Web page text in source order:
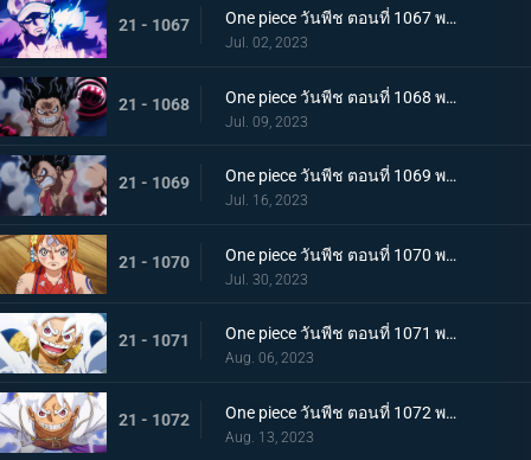
21 - 1067 One piece วันพีช ตอนที่ 1067 พากย์ไทย สู่ยุคสมัยใหม่ บทสรุปความมุ่งมั่นของพวกเด็กเหลือขอ
Jul. 02, 2023
21 - 1068 One piece วันพีช ตอนที่ 1068 พากย์ไทย เจ้าหญิงจันทราดังก้อง ฉากสุดท้ายของแคว้นวาโนะ
Jul. 09, 2023
21 - 1069 One piece วันพีช ตอนที่ 1069 พากย์ไทย ผู้ชนะมีเพียงหนึ่ง ลูฟี่ ปะทะ ไคโด
Jul. 16, 2023
21 - 1070 One piece วันพีช ตอนที่ 1070 พากย์ไทย ลูฟี่พ่ายแพ้ การเตรียมใจของผู้ที่เหลืออยู่
Jul. 30, 2023
21 - 1071 One piece วันพีช ตอนที่ 1071 พากย์ไทย ไปให้ถึงจุดสูงสุดของลูฟี่ เกียร์ฟิฟท์
Aug. 06, 2023
21 - 1072 One piece วันพีช ตอนที่ 1072 พากย์ไทย พลังกวนประสาท เกียร์ฟิฟท์โลดแล่น
Aug. 13, 2023